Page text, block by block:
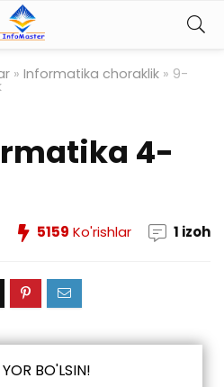
» Informatika choraklik » 9-
4-
5159 Ko'rishlar 1 izoh
BO'LSIN!